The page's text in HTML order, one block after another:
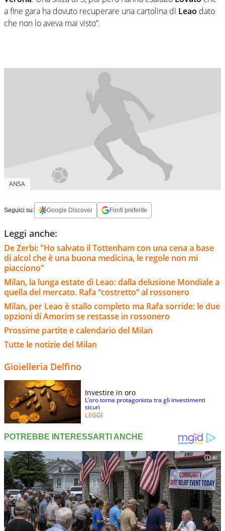
a fine gara ha dovuto recuperare una cartolina di Leao dato
che non lo aveva mai visto”.
ANSA
Seguici su: Google Discover Fonti preferite
Leggi anche:
De Zerbi: "Ho salvato il Tottenham con una cena a base
di alcol che è una buona medicina, le regole non mi
piacciono"
Milan, la lunga estate di Leao: dalla delusione Mondiale a
quella del mercato. Rafa “costretto” al rossonero
Milan, per Leao è stallo completo ma Rafa sorride: le due
opzioni di Amorim se restasse in rossonero
Prossime partite e calendario del Milan
Tutte le notizie del Milan
Gioielleria Delfino
Investire in oro
L’oro torna protagonista tra gli investimenti
sicuri
LEGGI